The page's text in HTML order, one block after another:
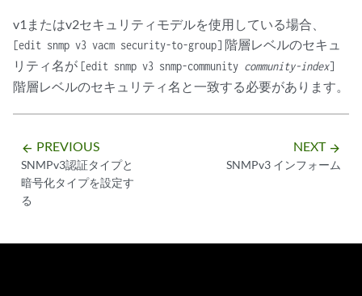
v1またはv2セキュリティモデルを使用している場合、
[edit snmp v3 vacm security-to-group] 階層レベルのセキュ
リティ名が [edit snmp v3 snmp-community community-index]
階層レベルのセキュリティ名と一致する必要があります。
arrow_backward PREVIOUS
SNMPv3認証タイプと
暗号化タイプを設定す
る
NEXT arrow_forward
SNMPv3 インフォーム